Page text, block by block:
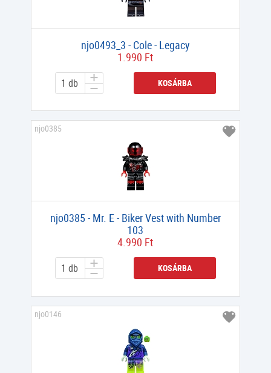
njo0493_3 - Cole - Legacy
1.990 Ft
KOSÁRBA
njo0385 - Mr. E - Biker Vest with Number
103
4.990 Ft
KOSÁRBA
njo0385
njo0146